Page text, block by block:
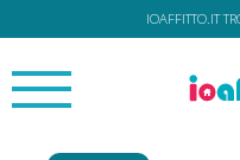
IOAFFITTO.IT